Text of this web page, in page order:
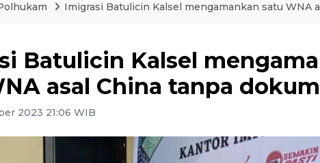
Imigrasi Batulicin Kalsel mengamankan satu WNA
Batulicin Kalsel
asal China tanpa
2023 21:06 WIB